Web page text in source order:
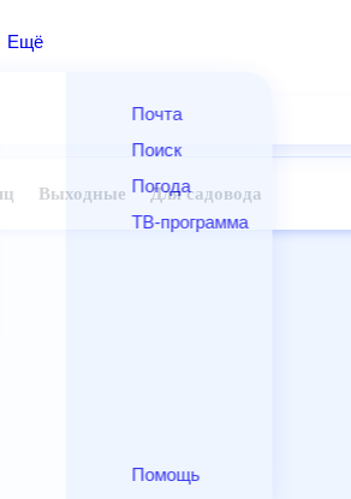
Ещё
Почта
Поиск
Погода
ТВ-программа
Помощь
Месяц Выходные Для садовода